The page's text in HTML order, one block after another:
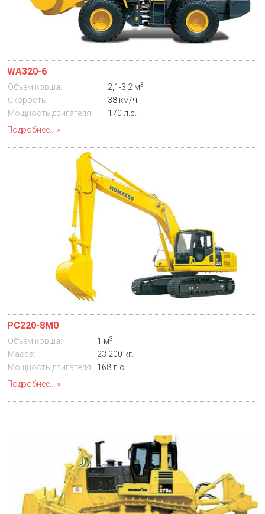
WA320-6
Объем ковша: 2,1-3,2 м3
Скорость:
38 км/ч
Мощность двигателя:
170 л.с.
Подробнее...
PC220-8M0
Объем ковша: 1 м3
Масса:
23 200 кг.
Мощность двигателя: 168 л.с.
Подробнее...